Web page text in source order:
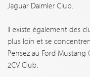
Jaguar Daimler Club.
Il existe également des
plus loin et se
Pensez au Ford
2CV Club.